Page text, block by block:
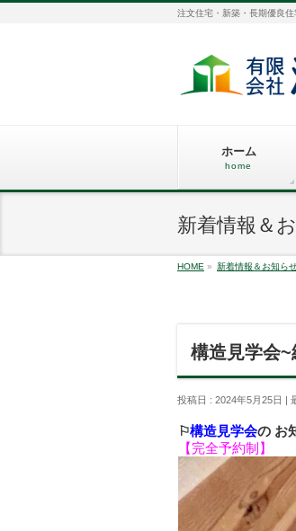
注文住宅・新築・長期優良
ホーム
home
新着情報＆
HOME » 新着情報＆お知ら
構造見学会
投稿日 : 2024年5月25日
⚐構造見学会の お
【完全予約制】